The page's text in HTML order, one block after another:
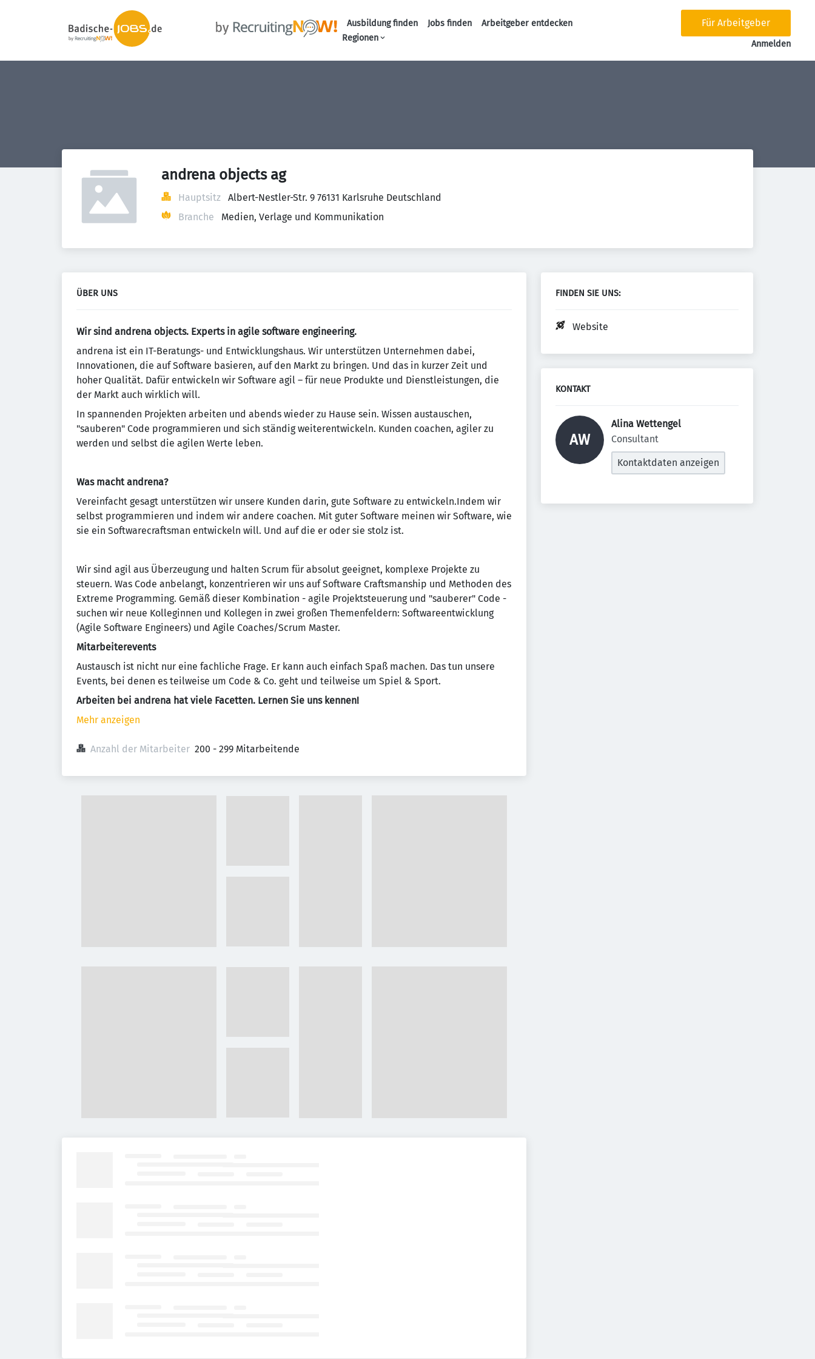
Ausbildung finden Jobs finden
Arbeitgeber entdecken
Regionen
Für Arbeitgeber
Anmelden
andrena objects ag
Hauptsitz
Albert-Nestler-Str. 9 76131 Karlsruhe Deutschland
Branche
Medien, Verlage und Kommunikation
ÜBER UNS
Wir sind andrena objects. Experts in agile software engineering.
andrena ist ein IT-Beratungs- und Entwicklungshaus. Wir unterstützen Unternehmen dabei,
Innovationen, die auf Software basieren, auf den Markt zu bringen. Und das in kurzer Zeit und
hoher Qualität. Dafür entwickeln wir Software agil – für neue Produkte und Dienstleistungen, die
der Markt auch wirklich will.
In spannenden Projekten arbeiten und abends wieder zu Hause sein. Wissen austauschen,
"sauberen" Code programmieren und sich ständig weiterentwickeln. Kunden coachen, agiler zu
werden und selbst die agilen Werte leben.
Was macht andrena?
Vereinfacht gesagt unterstützen wir unsere Kunden darin, gute Software zu entwickeln.Indem wir
selbst programmieren und indem wir andere coachen. Mit guter Software meinen wir Software, wie
sie ein Softwarecraftsman entwickeln will. Und auf die er oder sie stolz ist.
Wir sind agil aus Überzeugung und halten Scrum für absolut geeignet, komplexe Projekte zu
steuern. Was Code anbelangt, konzentrieren wir uns auf Software Craftsmanship und Methoden des
Extreme Programming. Gemäß dieser Kombination - agile Projektsteuerung und "sauberer" Code -
suchen wir neue Kolleginnen und Kollegen in zwei großen Themenfeldern: Softwareentwicklung
(Agile Software Engineers) und Agile Coaches/Scrum Master.
Mitarbeiterevents
Austausch ist nicht nur eine fachliche Frage. Er kann auch einfach Spaß machen. Das tun unsere
Events, bei denen es teilweise um Code & Co. geht und teilweise um Spiel & Sport.
Arbeiten bei andrena hat viele Facetten. Lernen Sie uns kennen!
Mehr anzeigen
Anzahl der Mitarbeiter 200 - 299 Mitarbeitende
FINDEN SIE UNS:
Website
KONTAKT
AW
Alina Wettengel
Consultant
Kontaktdaten anzeigen